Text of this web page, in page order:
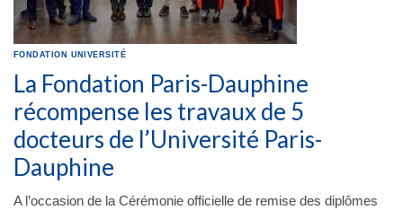
FONDATION UNIVERSITÉ
La Fondation Paris-Dauphine
récompense les travaux de 5
docteurs de l’Université Paris-
Dauphine
A l’occasion de la Cérémonie officielle de remise des diplômes